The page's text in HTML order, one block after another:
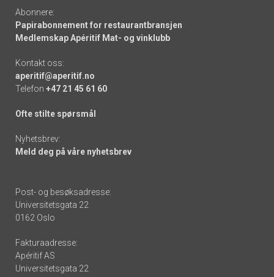
Abonnere:
Papirabonnement for restaurantbransjen
Medlemskap Apéritif Mat- og vinklubb
Kontakt oss:
aperitif@aperitif.no
Telefon +47 21 45 61 60
Ofte stilte spørsmål
Nyhetsbrev:
Meld deg på våre nyhetsbrev
Post- og besøksadresse:
Universitetsgata 22
0162 Oslo
Fakturaadresse:
Apéritif AS
Universitetsgata 22